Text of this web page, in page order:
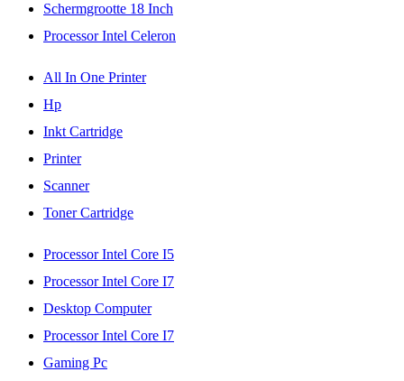
Schermgrootte 18 Inch
Processor Intel Celeron
All In One Printer
Hp
Inkt Cartridge
Printer
Scanner
Toner Cartridge
Processor Intel Core I5
Processor Intel Core I7
Desktop Computer
Processor Intel Core I7
Gaming Pc